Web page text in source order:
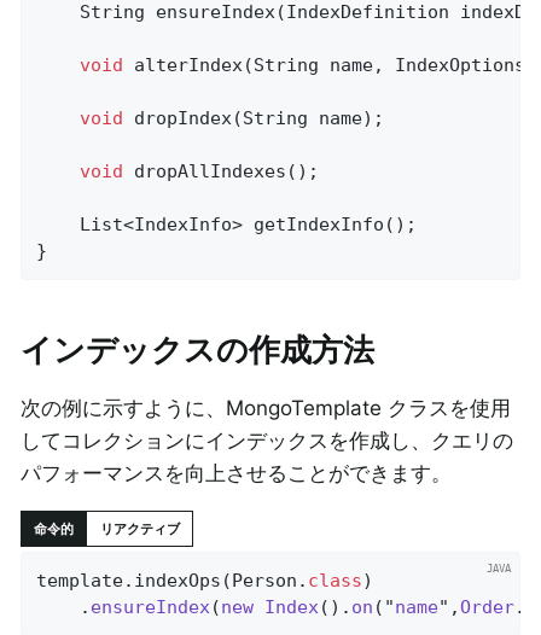
String ensureIndex(IndexDefinition
void alterIndex(String name, IndexOptions
void dropIndex(String name) ;
void dropAllIndexes () ;
List<IndexInfo> getIndexInfo () ;
}
インデックスの作成方法
次の例に示すように、MongoTemplate クラスを使用
してコレクションにインデックスを作成し、クエリの
パフォーマンスを向上させることができます。
命令的 リアクティブ
template.indexOps(Person . class)
    .
ensureIndex(new Index(). on ("name",Order.